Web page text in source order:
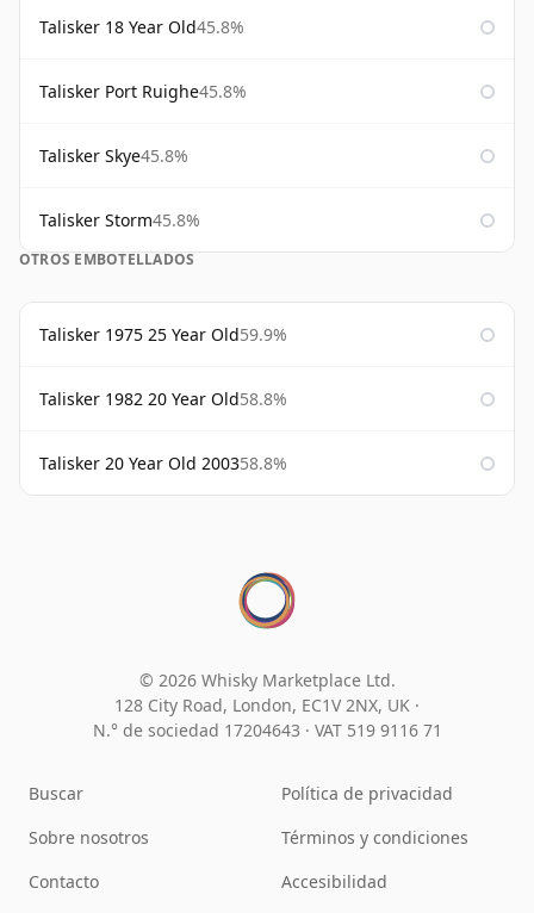
Talisker 18 Year Old45.8%
Talisker Port Ruighe45.8%
Talisker Skye45.8%
Talisker Storm45.8%
OTROS EMBOTELLADOS
Talisker 1975 25 Year Old59.9%
Talisker 1982 20 Year Old58.8%
Talisker 20 Year Old 200358.8%
© 2026 Whisky Marketplace Ltd.
128 City Road, London, EC1V 2NX, UK ·
N.° de sociedad 17204643 · VAT 519 9116 71
Buscar
Sobre nosotros
Contacto
Política de privacidad
Términos y condiciones
Accesibilidad